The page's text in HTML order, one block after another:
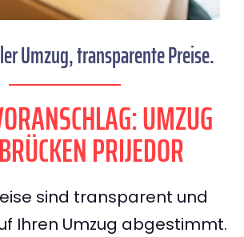
Umzug, transparente Preise.
UMZUG
PRIJEDOR
sind transparent und
Ihren Umzug abgestimmt.